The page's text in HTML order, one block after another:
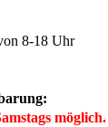
8-18 Uhr
möglich.